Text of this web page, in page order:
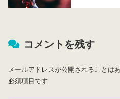
コメントを残す
メールアドレスが公開されることは
必須項目です